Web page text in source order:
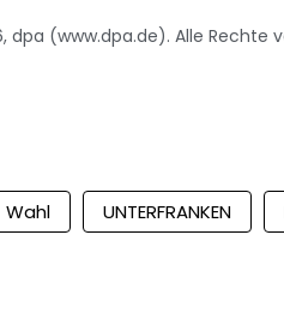
dpa (www.dpa.de). Alle Rechte
Wahl UNTERFRANKEN